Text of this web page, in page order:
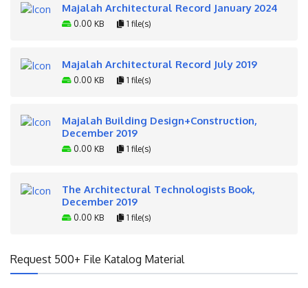
Majalah Architectural Record January 2024
0.00 KB 1 file(s)
Majalah Architectural Record July 2019
0.00 KB 1 file(s)
Majalah Building Design+Construction,
December 2019
0.00 KB 1 file(s)
The Architectural Technologists Book,
December 2019
0.00 KB 1 file(s)
Request 500+ File Katalog Material